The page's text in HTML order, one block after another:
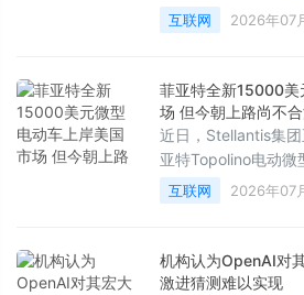
电磁波不会引发大脑
彻底打破了长期以来
互联网 2026年07
菲亚特全新15000美
场 但今朝上路尚不
近日，Stellantis集
亚特Topolino电动微
型的起售价为13995
制性目的地费用后，
的新车，甚至比基础
2000多美元。
互联网 2026年07
机构认为OpenAI对
激进猜测难以实现